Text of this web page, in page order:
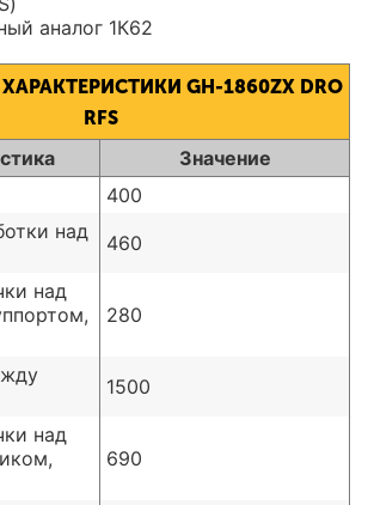
аналог 1К62
GH-1860ZX DRO
RFS
Значение
400
над
460
над
280
1500
над
690